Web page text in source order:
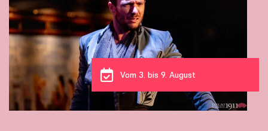
Vom 3. bis 9. August